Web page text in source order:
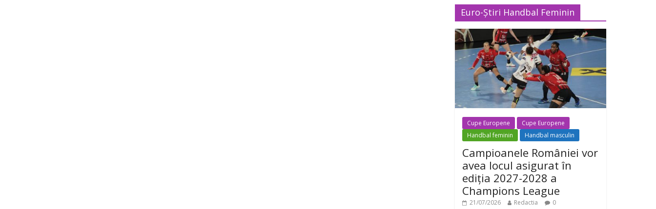
Euro-Știri Handbal Feminin
Cupe Europene
Cupe Europene
Handbal feminin
Handbal masculin
Campioanele României vor
avea locul asigurat în
ediția 2027-2028 a
Champions League
21/07/2026 Redactia 0